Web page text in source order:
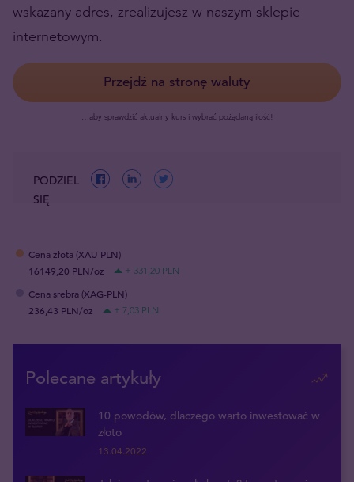
wskazany adres, zrealizujesz w naszym sklepie
internetowym.
Przejdź na stronę waluty
…aby sprawdzić aktualny kurs i wybrać pożądaną ilość!
PODZIEL
SIĘ
Cena złota (XAU-PLN)
16149,20 PLN/oz
+ 331,20 PLN
Cena srebra (XAG-PLN)
236,43 PLN/oz
+ 7,03 PLN
Polecane artykuły
10 powodów, dlaczego warto inwestować w
złoto
13.04.2022